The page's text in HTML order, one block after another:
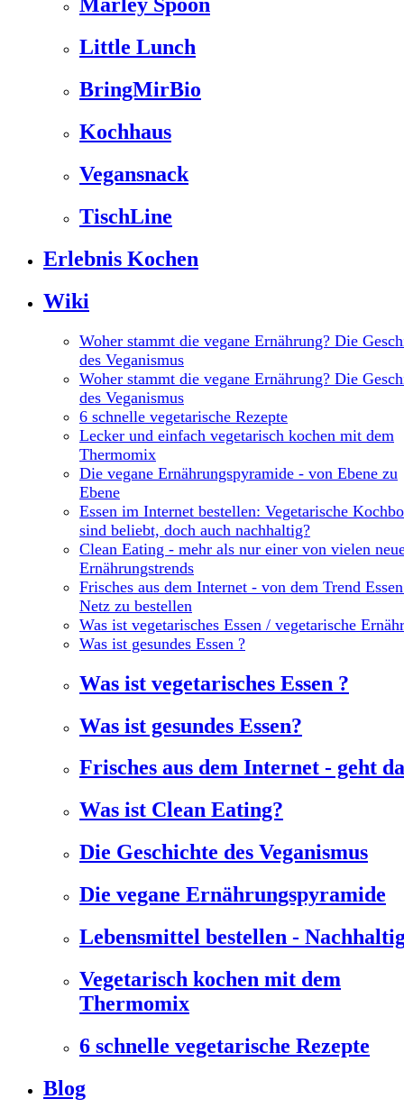
Marley Spoon
Little Lunch
BringMirBio
Kochhaus
Vegansnack
TischLine
Erlebnis Kochen
Wiki
Woher stammt die vegane Ernährung? Die
des Veganismus
Woher stammt die vegane Ernährung? Die
des Veganismus
6 schnelle vegetarische Rezepte
Lecker und einfach vegetarisch kochen mit dem
Thermomix
Die vegane Ernährungspyramide - von Ebene zu
Ebene
Essen im Internet bestellen: Vegetarische
sind beliebt, doch auch nachhaltig?
Clean Eating - mehr als nur einer von vielen
Ernährungstrends
Frisches aus dem Internet - von dem Trend
Netz zu bestellen
Was ist vegetarisches Essen / vegetarische
Was ist gesundes Essen ?
Was ist vegetarisches Essen ?
Was ist gesundes Essen?
Frisches aus dem Internet - geht
Was ist Clean Eating?
Die Geschichte des Veganismus
Die vegane Ernährungspyramide
Lebensmittel bestellen -
Vegetarisch kochen mit dem
Thermomix
6 schnelle vegetarische Rezepte
Blog